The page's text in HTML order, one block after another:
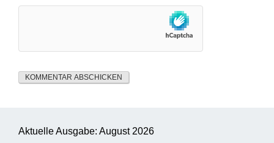
Aktuelle Ausgabe: August 2026